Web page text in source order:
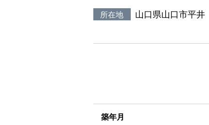
所在地 山口県山口市平
築年月